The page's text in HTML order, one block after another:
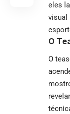
eles
visual
O
O